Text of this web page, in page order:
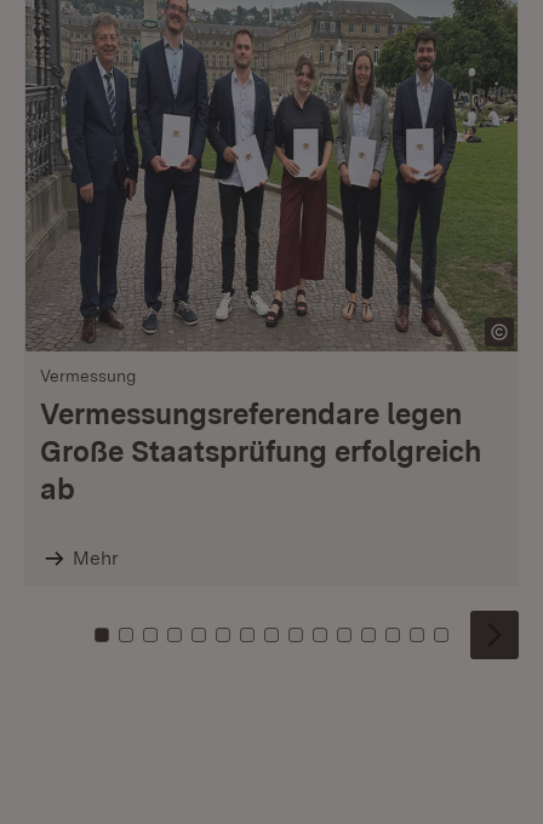
Vermessung
Vermessungsreferendare legen
Große Staatsprüfung erfolgreich
ab
Mehr
Zu Kachel: 0
Zu Kachel: 1
Zu Kachel: 2
Zu Kachel: 3
Zu Kachel: 4
Zu Kachel: 5
Zu Kachel: 6
Zu Kachel: 7
Zu Kachel: 8
Zu Kachel: 9
Zu Kachel: 10
Zu Kachel: 11
Zu Kachel: 12
Zu Kachel:
Zu